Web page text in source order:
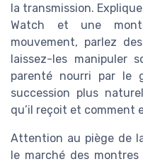
la transmission.
Watch et une
mouvement, parlez
laissez-les manipuler
parenté nourri par le
succession plus
qu’il reçoit et comment
Attention au piège de
le marché des